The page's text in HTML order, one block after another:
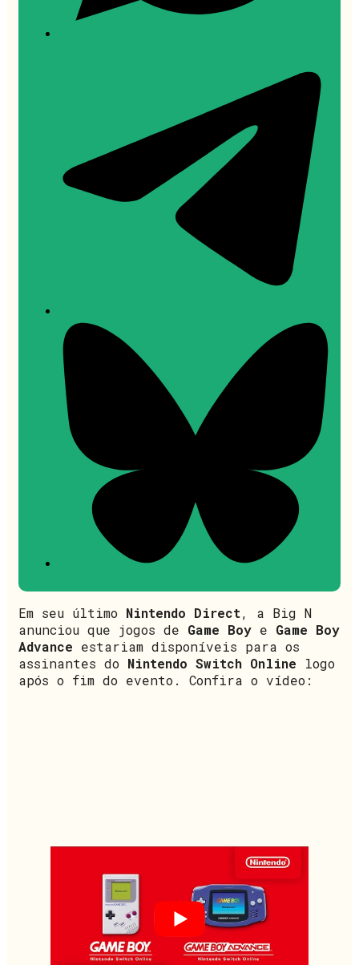
Em seu último Nintendo Direct, a Big N
anunciou que jogos de Game Boy e Game Boy
Advance estariam disponíveis para os
assinantes do Nintendo Switch Online logo
após o fim do evento. Confira o vídeo: